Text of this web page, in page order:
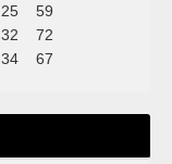
25
59
32
72
34 67